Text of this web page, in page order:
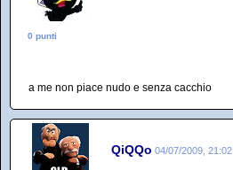
0 punti
a me non piace nudo e senza cacchio
QiQQo 04/07/2009, 21:02